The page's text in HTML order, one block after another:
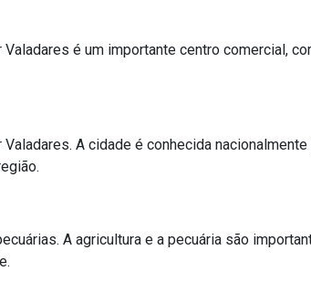
é um importante centro comercial,
A cidade é conhecida nacionalmente
A agricultura e a pecuária são